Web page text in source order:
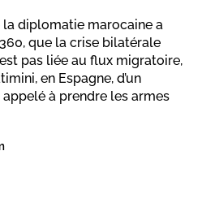
diplomatie marocaine a
que la crise bilatérale
pas liée au flux migratoire,
en Espagne, d’un
à prendre les armes